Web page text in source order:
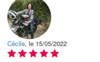
Cécile, le 15/05/2022